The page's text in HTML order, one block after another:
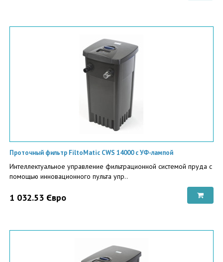
Проточный фильтр FiltoMatic CWS 14000 с УФ-лампой
Интеллектуальное управление фильтрационной системой пруда с
помощью инновационного пульта упр..
1 032.53 Євро